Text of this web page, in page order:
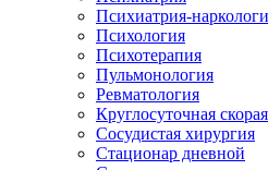
Психиатрия-
Психология
Психотерапия
Пульмонология
Ревматология
Круглосуточная
Сосудистая хирургия
Стационар дневной